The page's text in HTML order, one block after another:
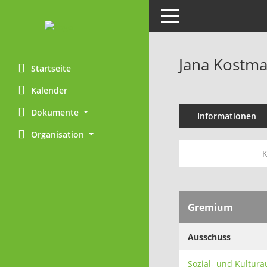
Startseite
Kalender
Dokumente
Organisation
Toggle navigation
Jana
Informationen
Gremium
Ausschuss
Sozial- und